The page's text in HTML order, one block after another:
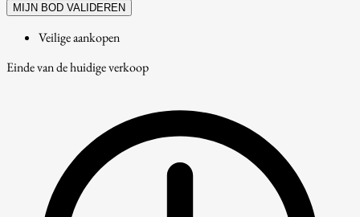
MIJN BOD VALIDEREN
Veilige aankopen
Einde van de huidige verkoop